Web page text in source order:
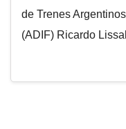
de Trenes
(ADIF) Ricardo